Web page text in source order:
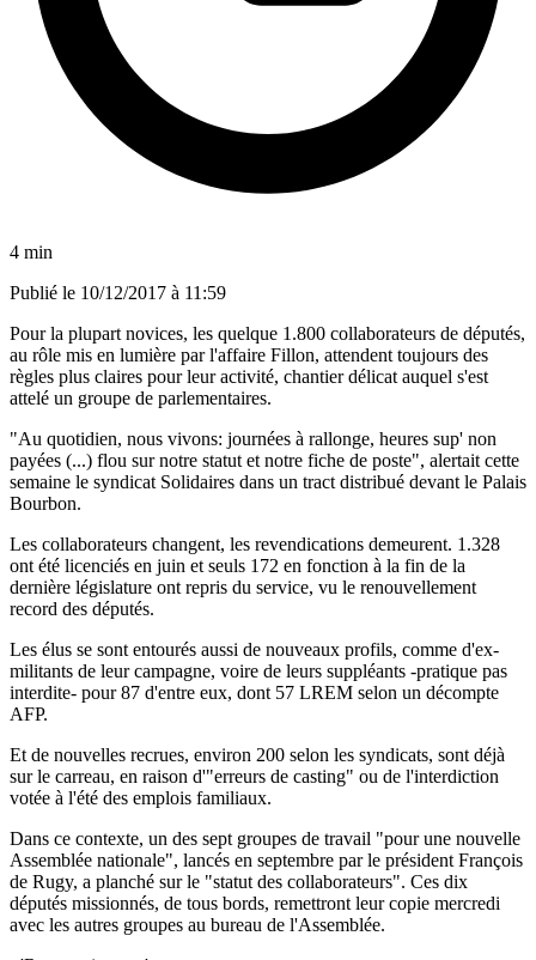
4 min
Publié le 10/12/2017 à 11:59
Pour la plupart novices, les quelque 1.800 collaborateurs de députés,
au rôle mis en lumière par l'affaire Fillon, attendent toujours des
règles plus claires pour leur activité, chantier délicat auquel s'est
attelé un groupe de parlementaires.
"Au quotidien, nous vivons: journées à rallonge, heures sup' non
payées (...) flou sur notre statut et notre fiche de poste", alertait cette
semaine le syndicat Solidaires dans un tract distribué devant le Palais
Bourbon.
Les collaborateurs changent, les revendications demeurent. 1.328
ont été licenciés en juin et seuls 172 en fonction à la fin de la
dernière législature ont repris du service, vu le renouvellement
record des députés.
Les élus se sont entourés aussi de nouveaux profils, comme d'ex-
militants de leur campagne, voire de leurs suppléants -pratique pas
interdite- pour 87 d'entre eux, dont 57 LREM selon un décompte
AFP.
Et de nouvelles recrues, environ 200 selon les syndicats, sont déjà
sur le carreau, en raison d'"erreurs de casting" ou de l'interdiction
votée à l'été des emplois familiaux.
Dans ce contexte, un des sept groupes de travail "pour une nouvelle
Assemblée nationale", lancés en septembre par le président François
de Rugy, a planché sur le "statut des collaborateurs". Ces dix
députés missionnés, de tous bords, remettront leur copie mercredi
avec les autres groupes au bureau de l'Assemblée.